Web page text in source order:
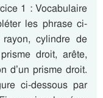
1 : Vocabulaire
les phrase ci-
cylindre de
droit, arête,
d’un prisme droit.
ci-dessous par